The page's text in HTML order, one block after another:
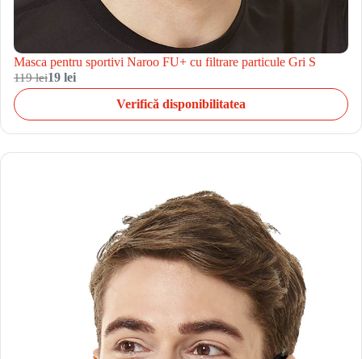
Masca pentru sportivi Naroo FU+ cu filtrare particule Gri S
119 lei19 lei
Verifică disponibilitatea